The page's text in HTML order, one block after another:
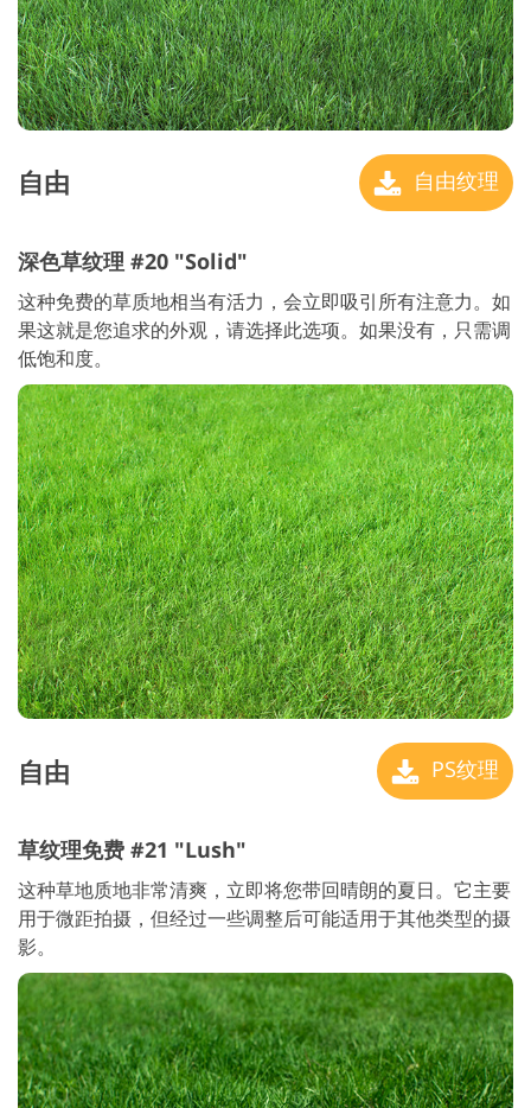
自由 自由纹理
深色草纹理 #20 "Solid"
这种免费的草质地相当有活力，会立即吸引所有注意力。如
果这就是您追求的外观，请选择此选项。如果没有，只需调
低饱和度。
自由 PS纹理
草纹理免费 #21 "Lush"
这种草地质地非常清爽，立即将您带回晴朗的夏日。它主要
用于微距拍摄，但经过一些调整后可能适用于其他类型的摄
影。